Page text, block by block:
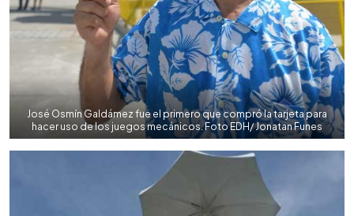
José Osmín Galdámez fue el primero que compró la tarjeta para
hacer uso de los juegos mecánicos. Foto EDH/ Jonatan Funes